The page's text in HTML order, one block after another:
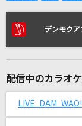
リア
[生音]くちな
デンモク
配信中のカラオ
LIVE DAM WAO!